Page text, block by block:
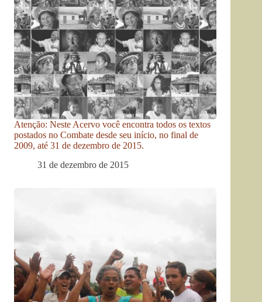
Atenção: Neste Acervo você encontra todos os textos
postados no Combate desde seu início, no final de
2009, até 31 de dezembro de 2015.
31 de dezembro de 2015